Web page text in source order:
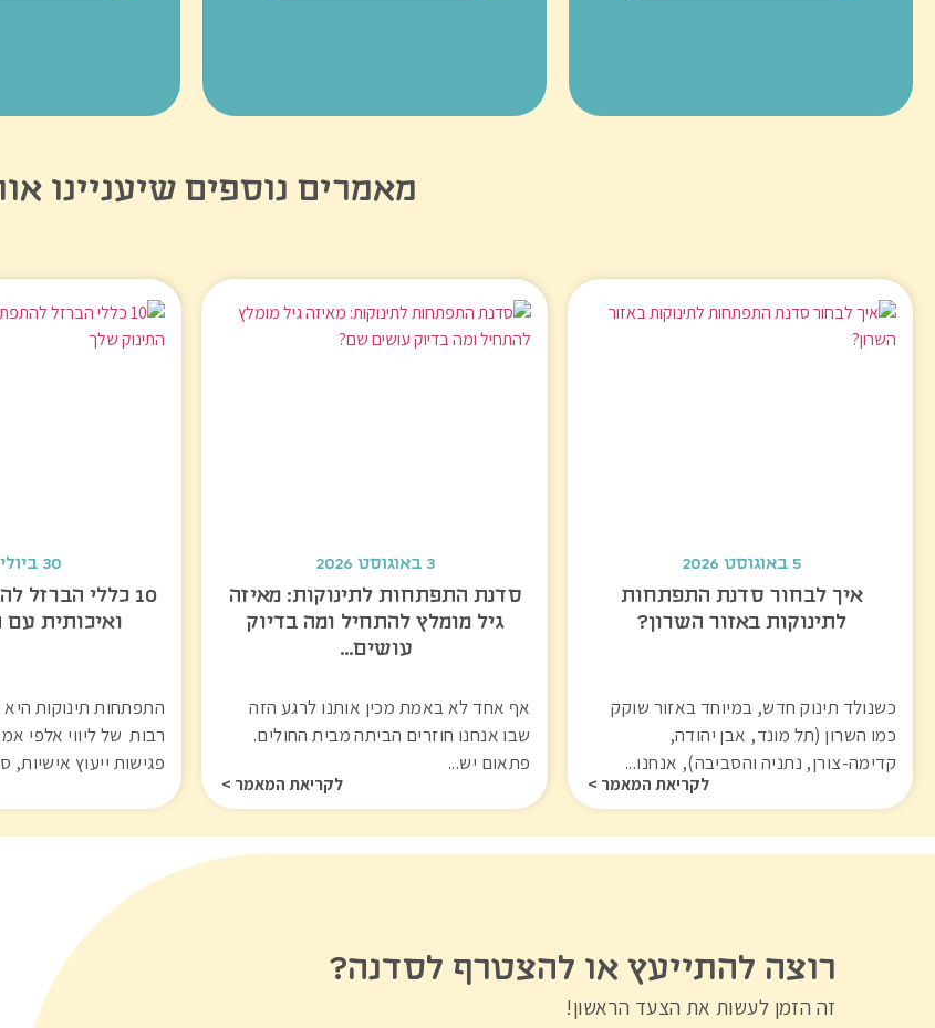
מאמרים נוספים שיעניינו
5 באוגוסט 2026
איך לבחור סדנת התפתחות
לתינוקות באזור השרון?
כשנולד תינוק חדש, במיוחד באזור שוקק
כמו השרון (תל מונד, אבן יהודה,
קדימה-צורן, נתניה והסביבה), אנחנו...
לקריאת המאמר >
3 באוגוסט 2026
סדנת התפתחות לתינוקות: מאיזה
גיל מומלץ להתחיל ומה בדיוק
עושים…
אף אחד לא באמת מכין אותנו לרגע הזה
שבו אנחנו חוזרים הביתה מבית החולים.
פתאום יש...
לקריאת המאמר >
30 ביולי 2026
10 כללי הברזל
ואיכותית עם
התפתחות תינוקות
רבות של ליווי אלפי
פגישות ייעוץ אישיות,
רוצה להתייעץ או להצטרף לסדנה?
זה הזמן לעשות את הצעד הראשון!